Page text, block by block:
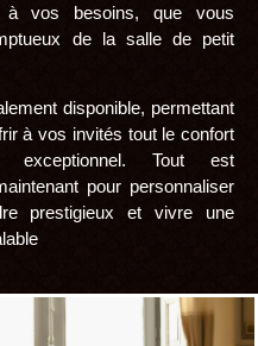
à vos besoins, que vous
de la salle de petit
disponible, permettant
à vos invités tout le confort
Tout est
pour personnaliser
prestigieux et vivre une